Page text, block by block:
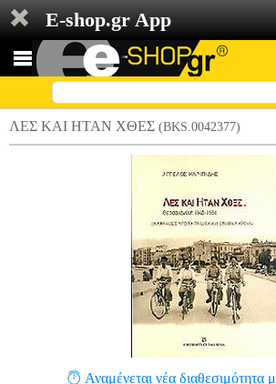
E-shop.gr App
ΛΕΣ ΚΑΙ ΗΤΑΝ ΧΘΕΣ (BKS.0042377)
Αναμένεται νέα διαθεσιμότητα